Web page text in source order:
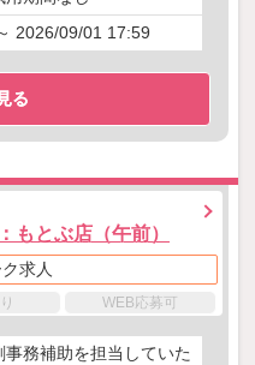
2026/09/01 17:59
る
もとぶ店（午前）
求人
WEB応募可
務補助を担当していた